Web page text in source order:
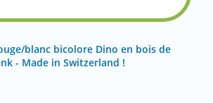
blanc bicolore Dino en bois de
- Made in Switzerland !